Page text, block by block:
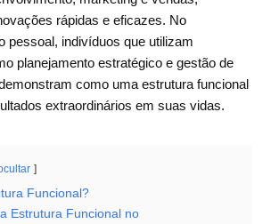
rápidas e eficazes. No
pessoal, indivíduos que utilizam
planejamento estratégico e gestão de
como uma estrutura funcional
extraordinários em suas vidas.
Funcional?
Estrutura Funcional no